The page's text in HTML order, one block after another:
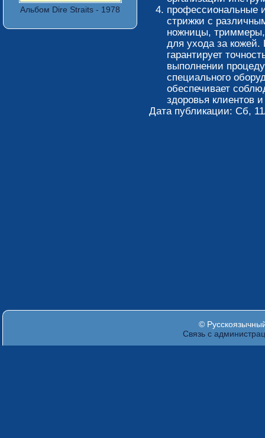
Альбом Dire Straits - 1978
профессиональные
стрижки с
ножницы,
для ухода за кожей.
гарантирует
выполнении
специального
обеспечивает
здоровья клиентов
Дата публикации: Сб,
©
Связь с